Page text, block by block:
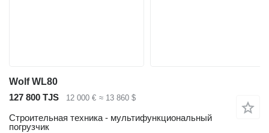
Wolf WL80
127 800 TJS
12 000 € ≈ 13 860 $
Строительная техника - мультифункциональный
погрузчик